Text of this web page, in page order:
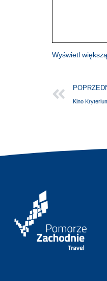
Wyświetl
Kino